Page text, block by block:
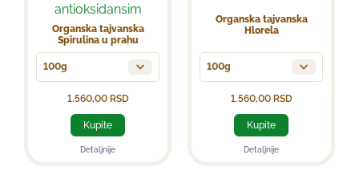
Organska tajvanska
Spirulina u prahu
100g
1.560,00 RSD
Kupite
Detaljnije
Organska tajvanska
Hlorela
100g
1.560,00 RSD
Kupite
Detaljnije